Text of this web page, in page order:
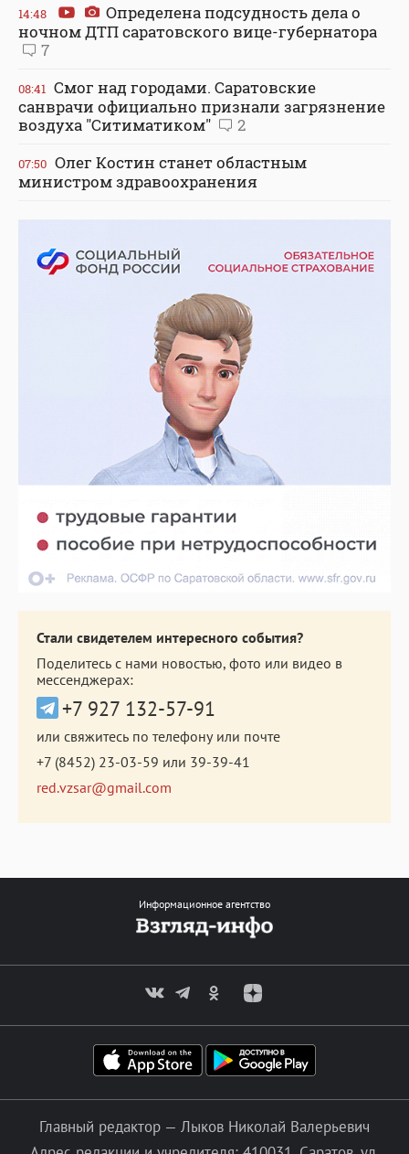
14:48
Определена подсудность дела о
ночном ДТП саратовского вице-губернатора
7
08:41 Смог над городами. Саратовские
санврачи официально признали загрязнение
воздуха "Ситиматиком"
2
07:50 Олег Костин станет областным
министром здравоохранения
Стали свидетелем интересного события?
Поделитесь с нами новостью, фото или видео в
мессенджерах:
+7 927 132-57-91
или свяжитесь по телефону или почте
+7 (8452) 23-03-59 или 39-39-41
red.vzsar@gmail.com
Информационное агентство
Главный редактор — Лыков Николай Валерьевич